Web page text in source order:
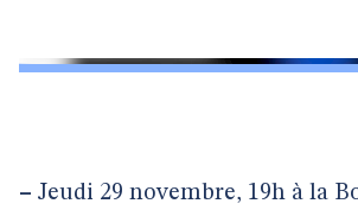
– Jeudi 29 novembre, 19h à la